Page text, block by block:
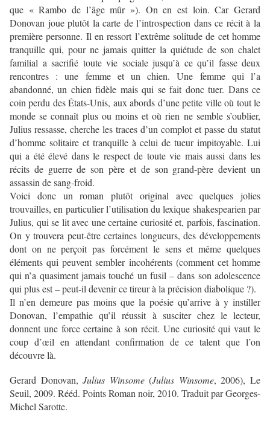
que « Rambo de l’âge mûr »). On en est loin. Car Gerard
Donovan joue plutôt la carte de l’introspection dans ce récit à la
première personne. Il en ressort l’extrême solitude de cet homme
tranquille qui, pour ne jamais quitter la quiétude de son chalet
familial a sacrifié toute vie sociale jusqu’à ce qu’il fasse deux
rencontres : une femme et un chien. Une femme qui l’a
abandonné, un chien fidèle mais qui se fait donc tuer. Dans ce
coin perdu des États-Unis, aux abords d’une petite ville où tout le
monde se connaît plus ou moins et où rien ne semble s’oublier,
Julius ressasse, cherche les traces d’un complot et passe du statut
d’homme solitaire et tranquille à celui de tueur impitoyable. Lui
qui a été élevé dans le respect de toute vie mais aussi dans les
récits de guerre de son père et de son grand-père devient un
assassin de sang-froid.
Voici donc un roman plutôt original avec quelques jolies
trouvailles, en particulier l’utilisation du lexique shakespearien par
Julius, qui se lit avec une certaine curiosité et, parfois, fascination.
On y trouvera peut-être certaines longueurs, des développements
dont on ne perçoit pas forcément le sens et même quelques
éléments qui peuvent sembler incohérents (comment cet homme
qui n’a quasiment jamais touché un fusil – dans son adolescence
qui plus est – peut-il devenir ce tireur à la précision diabolique ?).
Il n’en demeure pas moins que la poésie qu’arrive à y instiller
Donovan, l’empathie qu’il réussit à susciter chez le lecteur,
donnent une force certaine à son récit. Une curiosité qui vaut le
coup d’œil en attendant confirmation de ce talent que l’on
découvre là.
Gerard Donovan,Julius Winsome(Julius Winsome, 2006), Le
Seuil, 2009. Rééd. Points Roman noir, 2010. Traduit par Georges-
Michel Sarotte.